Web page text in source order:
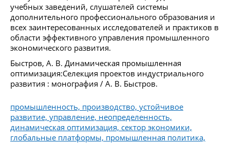
учебных заведений, слушателей системы
дополнительного профессионального образования и
всех заинтересованных исследователей и практиков в
области эффективного управления промышленного
экономического развития.
Быстров, А. В. Динамическая промышленная
оптимизация:Селекция проектов индустриального
развития : монография / А. В. Быстров.
промышленность, производство, устойчивое
развитие, управление, неопределенность,
динамическая оптимизация, сектор экономики,
глобальные платформы, промышленная политика,